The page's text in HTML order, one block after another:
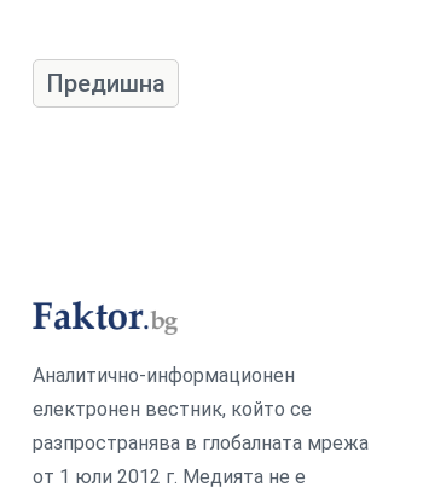
Предишна
Аналитично-информационен
електронен вестник, който се
разпространява в глобалната мрежа
от 1 юли 2012 г. Медията не е